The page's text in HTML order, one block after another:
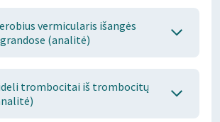
vermicularis išangės
(analitė)
trombocitai iš trombocitų